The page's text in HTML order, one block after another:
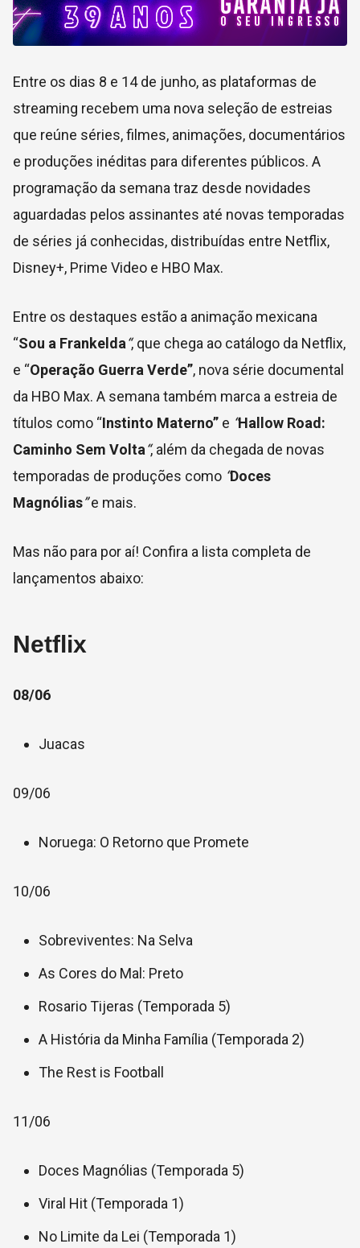
Entre os dias 8 e 14 de junho, as plataformas de
streaming recebem uma nova seleção de estreias
que reúne séries, filmes, animações, documentários
e produções inéditas para diferentes públicos. A
programação da semana traz desde novidades
aguardadas pelos assinantes até novas temporadas
de séries já conhecidas, distribuídas entre Netflix,
Disney+, Prime Video e HBO Max.
Entre os destaques estão a animação mexicana
“Sou a Frankelda“, que chega ao catálogo da Netflix,
e “Operação Guerra Verde”, nova série documental
da HBO Max. A semana também marca a estreia de
títulos como “Instinto Materno” e “Hallow Road:
Caminho Sem Volta“, além da chegada de novas
temporadas de produções como “Doces
Magnólias”e mais.
Mas não para por aí! Confira a lista completa de
lançamentos abaixo:
Netflix
08/06
Juacas
09/06
Noruega: O Retorno que Promete
10/06
Sobreviventes: Na Selva
As Cores do Mal: Preto
Rosario Tijeras (Temporada 5)
A História da Minha Família (Temporada 2)
The Rest is Football
11/06
Doces Magnólias (Temporada 5)
Viral Hit (Temporada 1)
No Limite da Lei (Temporada 1)